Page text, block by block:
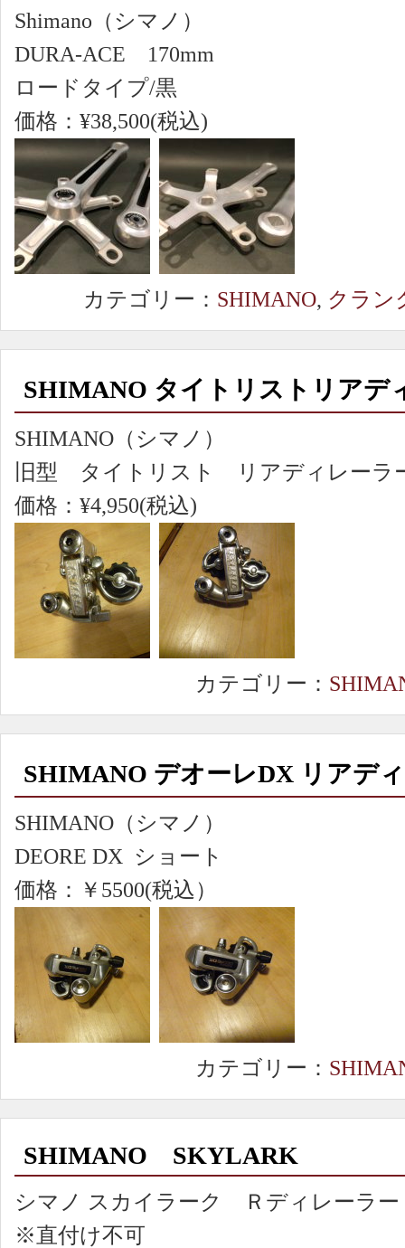
Shimano（シマノ）
DURA-ACE 170mm
ロードタイプ/黒
価格：¥38,500(税込)
カテゴリー： SHIMANO, クラン
SHIMANO タイトリストリアデ
SHIMANO（シマノ）
旧型 タイトリスト リアディレーラ
価格：¥4,950(税込)
カテゴリー：
SHIMANO デオーレDX リアデ
SHIMANO（シマノ）
DEORE DX ショート
価格：￥5500(税込）
カテゴリー：
SHIMANO SKYLARK
シマノ スカイラーク Ｒディレーラー
※直付け不可